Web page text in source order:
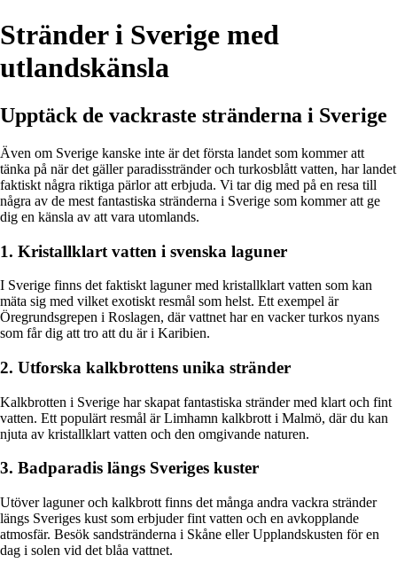
Stränder i Sverige med
utlandskänsla
Upptäck de vackraste stränderna i Sverige
Även om Sverige kanske inte är det första landet som kommer att
tänka på när det gäller paradisstränder och turkosblått vatten, har landet
faktiskt några riktiga pärlor att erbjuda. Vi tar dig med på en resa till
några av de mest fantastiska stränderna i Sverige som kommer att ge
dig en känsla av att vara utomlands.
1. Kristallklart vatten i svenska laguner
I Sverige finns det faktiskt laguner med kristallklart vatten som kan
mäta sig med vilket exotiskt resmål som helst. Ett exempel är
Öregrundsgrepen i Roslagen, där vattnet har en vacker turkos nyans
som får dig att tro att du är i Karibien.
2. Utforska kalkbrottens unika stränder
Kalkbrotten i Sverige har skapat fantastiska stränder med klart och fint
vatten. Ett populärt resmål är Limhamn kalkbrott i Malmö, där du kan
njuta av kristallklart vatten och den omgivande naturen.
3. Badparadis längs Sveriges kuster
Utöver laguner och kalkbrott finns det många andra vackra stränder
längs Sveriges kust som erbjuder fint vatten och en avkopplande
atmosfär. Besök sandstränderna i Skåne eller Upplandskusten för en
dag i solen vid det blåa vattnet.